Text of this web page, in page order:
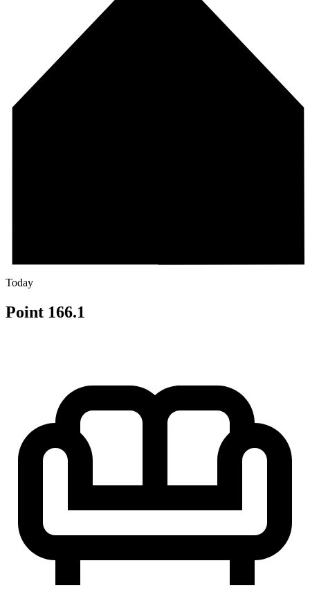
Today
Point 166.1